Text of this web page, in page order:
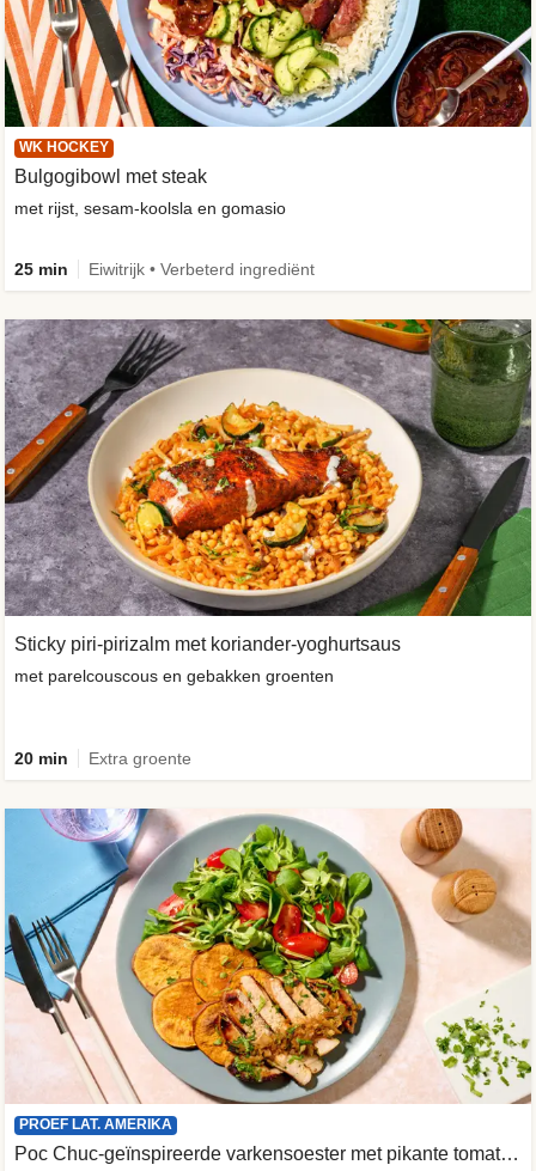
WK HOCKEY
Bulgogibowl met steak
met rijst, sesam-koolsla en gomasio
25 min Eiwitrijk • Verbeterd ingrediënt
Sticky piri-pirizalm met koriander-yoghurtsaus
met parelcouscous en gebakken groenten
20 min Extra groente
PROEF LAT. AMERIKA
Poc Chuc-geïnspireerde varkensoester met pikante tomatensalade